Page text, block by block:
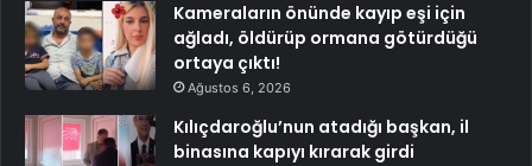
Kameraların önünde kayıp eşi için
ağladı, öldürüp ormana götürdüğü
ortaya çıktı!
Ağustos 6, 2026
Kılıçdaroğlu’nun atadığı başkan, il
binasına kapıyı kırarak girdi